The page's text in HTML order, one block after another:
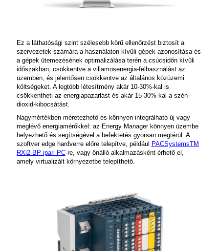
Ez a láthatósági szint szélesebb körű ellenőrzést biztosít a
szervezetek számára a használaton kívüli gépek azonosítása és
a gépek ütemezésének optimalizálása terén a csúcsidőn kívüli
időszakban, csökkentve a villamosenergia-felhasználást az
üzemben, és jelentősen csökkentve az általános közüzemi
költségeket. A legtöbb létesítmény akár 10-30%-kal is
csökkentheti az energiapazarlást és akár 15-30%-kal a szén-
dioxid-kibocsátást.
Nagymértékben méretezhető és könnyen integrálható új vagy
meglévő energiamérőkkel: az Energy Manager könnyen üzembe
helyezhető és segítségével a befektetés gyorsan megtérül. A
szoftver edge hardverre előre telepítve, például PACSystemsTM
RXi2-BP ipari PC-re, vagy önálló alkalmazásként érhető el,
amely virtualizált környezetbe telepíthető.